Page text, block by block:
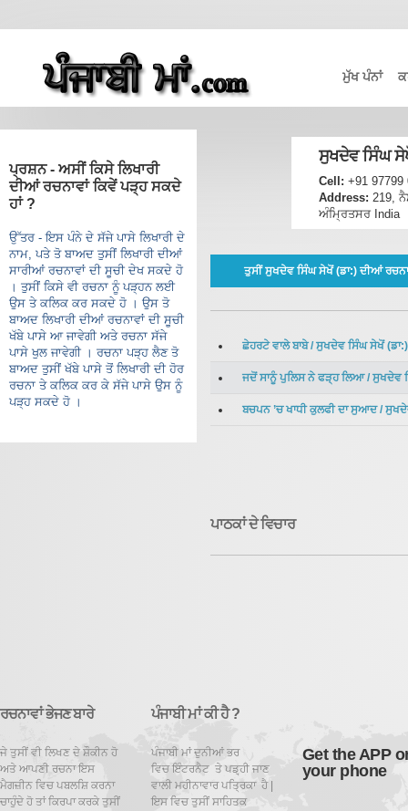
ਮੁੱਖ ਪੰਨਾਂ
ਪ੍ਰਸ਼ਨ - ਅਸੀਂ ਕਿਸੇ ਲਿਖਾਰੀ
ਦੀਆਂ ਰਚਨਾਵਾਂ ਕਿਵੇਂ ਪੜ੍ਹ ਸਕਦੇ
ਹਾਂ ?
ਉੱਤਰ - ਇਸ ਪੰਨੇ ਦੇ ਸੱਜੇ ਪਾਸੇ ਲਿਖਾਰੀ ਦੇ
ਨਾਮ, ਪਤੇ ਤੋ ਬਾਅਦ ਤੁਸੀਂ ਲਿਖਾਰੀ ਦੀਆਂ
ਸਾਰੀਆਂ ਰਚਨਾਵਾਂ ਦੀ ਸੂਚੀ ਦੇਖ ਸਕਦੇ ਹੋ
। ਤੁਸੀਂ ਕਿਸੇ ਵੀ ਰਚਨਾ ਨੂੰ ਪੜ੍ਹਨ ਲਈ
ਉਸ ਤੇ ਕਲਿਕ ਕਰ ਸਕਦੇ ਹੋ । ਉਸ ਤੋ
ਬਾਅਦ ਲਿਖਾਰੀ ਦੀਆਂ ਰਚਨਾਵਾਂ ਦੀ ਸੂਚੀ
ਖੱਬੇ ਪਾਸੇ ਆ ਜਾਵੇਗੀ ਅਤੇ ਰਚਨਾ ਸੱਜੇ
ਪਾਸੇ ਖੁਲ ਜਾਵੇਗੀ । ਰਚਨਾ ਪੜ੍ਹ ਲੈਣ ਤੋ
ਬਾਅਦ ਤੁਸੀਂ ਖੱਬੇ ਪਾਸੇ ਤੋਂ ਲਿਖਾਰੀ ਦੀ ਹੋਰ
ਰਚਨਾ ਤੇ ਕਲਿਕ ਕਰ ਕੇ ਸੱਜੇ ਪਾਸੇ ਉਸ ਨੂੰ
ਪੜ੍ਹ ਸਕਦੇ ਹੋ ।
ਸੁਖਦੇਵ ਸਿੰਘ
Cell: +91 97799
Address: 219,
ਅੰਮ੍ਰਿਤਸਰ India
ਤੁਸੀਂ ਸੁਖਦੇਵ ਸਿੰਘ ਸੇਖੋਂ (ਡਾ:) ਦੀਆਂ
ਛੇਹਰਟੇ ਵਾਲੇ ਬਾਬੇ/ ਸੁਖਦੇਵ ਸਿੰਘ ਸੇਖੋਂ (ਡਾ:)
ਜਦੋਂ ਸਾਨੂੰ ਪੁਲਿਸ ਨੇ ਫੜ੍ਹ ਲਿਆ/ ਸੁਖਦੇਵ
ਬਚਪਨ ’ਚ ਖਾਧੀ ਕੁਲਫੀ ਦਾ ਸੁਆਦ/
ਪਾਠਕਾਂ ਦੇ ਵਿਚਾਰ
ਰਚਨਾਵਾਂ ਭੇਜਣ ਬਾਰੇ
ਜੇ ਤੁਸੀਂ ਵੀ ਲਿਖਣ ਦੇ ਸ਼ੌਕੀਨ ਹੋ
ਅਤੇ ਆਪਣੀ ਰਚਨਾ ਇਸ
ਮੈਗਜ਼ੀਨ ਵਿਚ ਪਬਲਸ਼ਿ ਕਰਨਾ
ਚਾਹੁੰਦੇ ਹੋ ਤਾਂ ਕਿਰਪਾ ਕਰਕੇ ਤੁਸੀਂ
ਪੰਜਾਬੀ ਮਾਂ ਕੀ ਹੈ ?
ਪੰਜਾਬੀ ਮਾਂ ਦੁਨੀਆਂ ਭਰ
ਵਿਚ ਇੰਟਰਨੈਟ ਤੇ ਪਡ਼੍ਹੀ ਜਾਣ
ਵਾਲੀ ਮਹੀਨਾਵਾਰ ਪਤ੍ਰਿਕਾ ਹੈ |
ਇਸ ਵਿਚ ਤੁਸੀਂ ਸਾਹਿਤਕ
Get the APP
your phone